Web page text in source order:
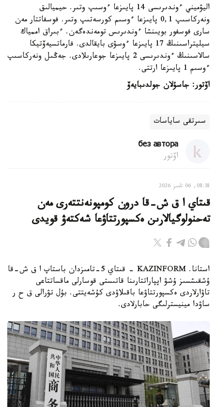
اليۋميني ءوندىرىسى 14 پايىزعا ءوسىپ وتىر. حيميالىق
ونەركاسىپ 0,1 پايىزعا ءوسىم كورسەتىپ وتىر. فوسفاتتار مەن
سارى فوسفور بويىنشا ءوندىرىس تومەندەگەن. ءبىراق اممياك
سيليتراسىنىڭ 17 پايىزعا ءوسۋى بايقالدى. فارماتسيەۆتيكا
سالاسىنىڭ ءوندىرىسى 2 پايىزعا جوعارىلادى. جەڭىل ونەركاسىپ
ءوسىم 1 پايىزعا ارتتى.
اۆتور: جاسۇلان جولدىبايەۆ
سىرتقى ساياسات
без автора
اۆتور
08:38, 06 تامىز 2026
قىتاي ا ق ش-قا درون كومپونەنتتەرى مەن
تەحنولوگيالارىن ەكسپورتتاۋعا شەكتەۋ قويدى
استانا. KAZINFORM - قىتاي 5-تامىزدان باستاپ ا ق ش-قا
ۇشقىشسىز ۇشۋ اپپاراتتارىنا قاتىستى قوسارلى ماقساتتاعى
تاۋارلاردى ەكسپورتتاۋعا باقىلاۋدى كۇشەيتتى. بۇل تۋرالى ق ح ر
ساۋدا مينيسترلىگى حابارلادى.